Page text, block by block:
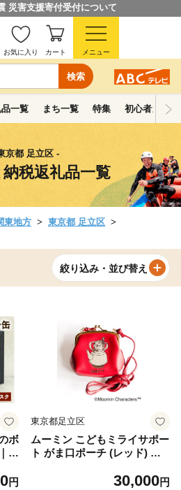
災害支援寄付受付について
検索
お気に入り カート メニュー
一覧 まち一覧 特集 初心者ガイド
京都 足立区 -
税返礼品一覧
東地方
東京都 足立区
絞り込み・並び替え
ボ
ボ
円
東京都足立区
ムーミン こどもミライサポー
ト がま口ポーチ (レッド) MO
ダーストラップ付 リトルミイ
30,000円